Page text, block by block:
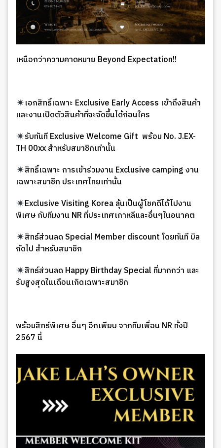
เหนือกว่าความคาดหมาย Beyond Expectation!!
เอกสิทธิ์เฉพาะ Exclusive Early Access เข้าถึงสินค้า
และงานเปิดตัวสินค้าที่จะจัดขึ้นได้ก่อนใคร
รับทันที Exclusive Welcome Gift พร้อม No. J.EX-
TH 00xx สำหรับสมาชิกเท่านั้น
สิทธิ์เฉพาะ การเข้าร่วมงาน Exclusive camping งาน
เฉพาะสมาชิก ประเทศไทยเท่านั้น
Exclusive Visiting Korea ลุ้นเป็นผู้โชคดีได้ไปงาน
พิเศษ กับทีมงาน NR ที่ประเทศเกาหลีและอื่นๆในอนาคต
สิทธ์ส่วนลด Special Member discount โดยทันที บิล
ถัดไป สำหรับสมาชิก
สิทธ์ส่วนลด Happy Birthday Special ที่มากกว่า และ
รับสูงสุดในเดือนเกิดเฉพาะสมาชิก
พร้อมสิทธ์พิเศษ อื่นๆ อีกเพียบ จากทีมเพื่อน NR ทั้งปี
2567 นี้